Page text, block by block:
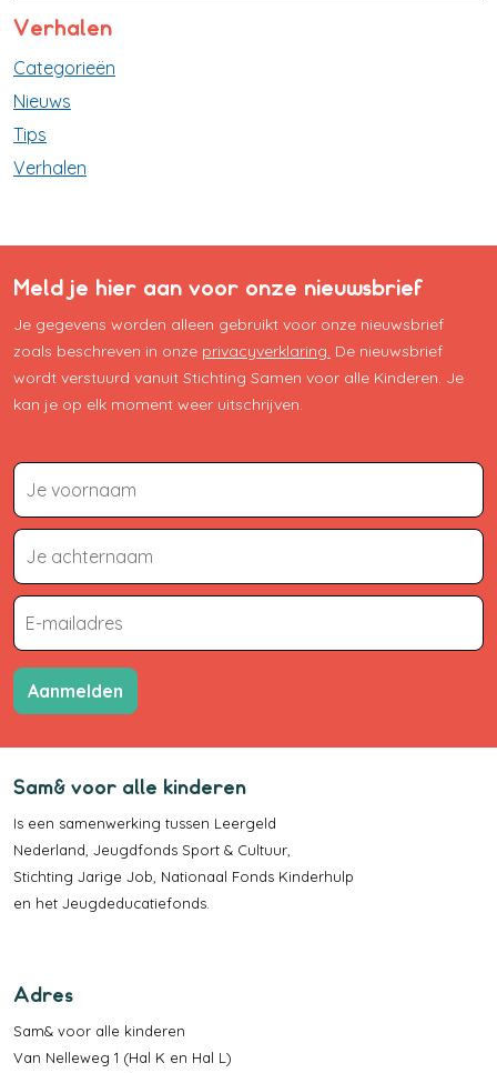
Verhalen
Categorieën
Nieuws
Tips
Verhalen
Meld je hier aan voor onze nieuwsbrief
Je gegevens worden alleen gebruikt voor onze nieuwsbrief
zoals beschreven in onze privacyverklaring. De nieuwsbrief
wordt verstuurd vanuit Stichting Samen voor alle Kinderen. Je
kan je op elk moment weer uitschrijven.
Aanmelden
Sam& voor alle kinderen
Is een samenwerking tussen Leergeld
Nederland Jeugdfonds Sport & Cultuur
Stichting Jarige Job Nationaal Fonds Kinderhulp
en het Jeugdeducatiefonds
Adres
Sam& voor alle kinderen
Van Nelleweg 1 (Hal K en Hal L)